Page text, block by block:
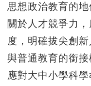
思想政治教育的地
關於人才競爭力
度，明確拔尖創新
與普通教育的銜接
應對大中小學科